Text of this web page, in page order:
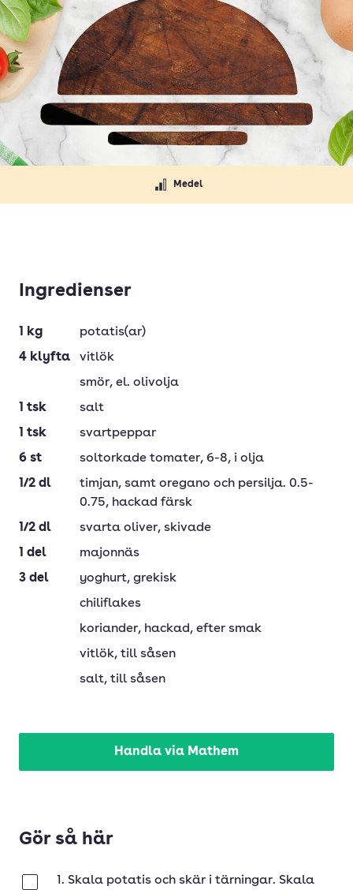
Medel
Ingredienser
1 kg
potatis(ar)
4 klyfta
vitlök
smör, el. olivolja
1 tsk
salt
1 tsk
svartpeppar
6 st soltorkade tomater, 6-8, i olja
1/2 dl timjan, samt oregano och persilja. 0.5-
0.75, hackad färsk
1/2 dl svarta oliver, skivade
1 del
majonnäs
3 del yoghurt, grekisk
chiliflakes
koriander, hackad, efter smak
vitlök, till såsen
salt, till såsen
Handla via Mathem
Gör så här
1. Skala potatis och skär i tärningar. Skala